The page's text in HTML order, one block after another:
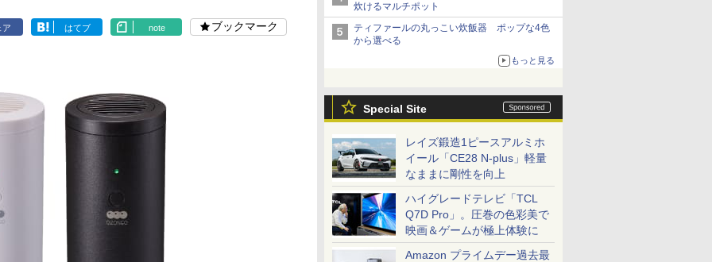
炊けるマルチポット
ティファールの丸っこい炊飯器 ポップな4色
から選べる
もっと見る
Special Site
レイズ鍛造1ピースアルミホ
イール「CE28 N-plus」軽量
なままに剛性を向上
ハイグレードテレビ「TCL
Q7D Pro」。圧巻の色彩美で
映画＆ゲームが極上体験に
Amazon プライムデー過去最
ア はてブ note ブックマーク